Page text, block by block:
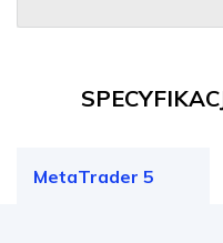
MetaTrader 5